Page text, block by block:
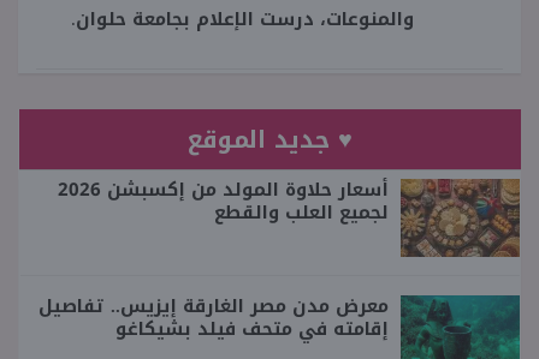
والمنوعات، درست الإعلام بجامعة حلوان.
♥ جديد الموقع
أسعار حلاوة المولد من إكسبشن 2026
لجميع العلب والقطع
معرض مدن مصر الغارقة إيزيس.. تفاصيل
إقامته في متحف فيلد بشيكاغو